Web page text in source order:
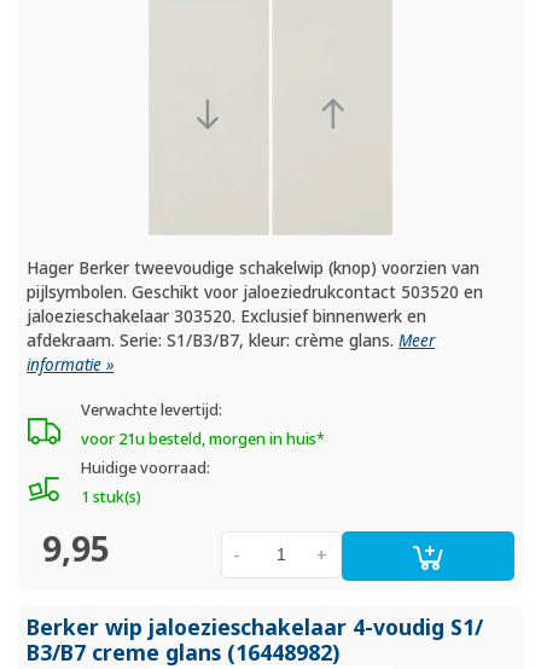
Hager Berker tweevoudige schakelwip (knop) voorzien van
pijlsymbolen. Geschikt voor jaloeziedrukcontact 503520 en
jaloezieschakelaar 303520. Exclusief binnenwerk en
afdekraam. Serie: S1/B3/B7, kleur: crème glans.Meer
informatie »
Verwachte levertijd:
voor 21u besteld, morgen in huis*
Huidige voorraad:
1 stuk(s)
9,95 +
-
Berker wip jaloezieschakelaar 4-voudig S1/
B3/B7 creme glans (16448982)